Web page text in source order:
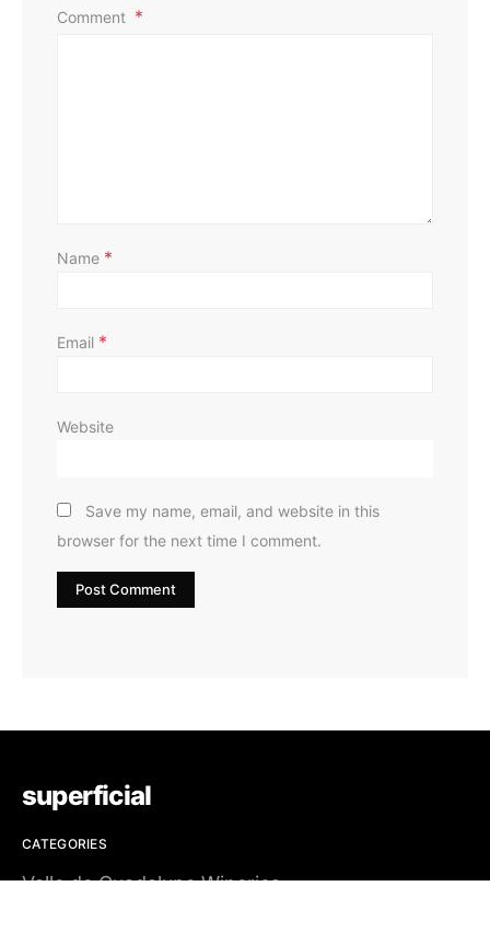
Comment
Name *
Email *
Website
Save my name, email, and website in this
browser for the next time I comment.
superficial
CATEGORIES
Valle de Guadalupe Wineries